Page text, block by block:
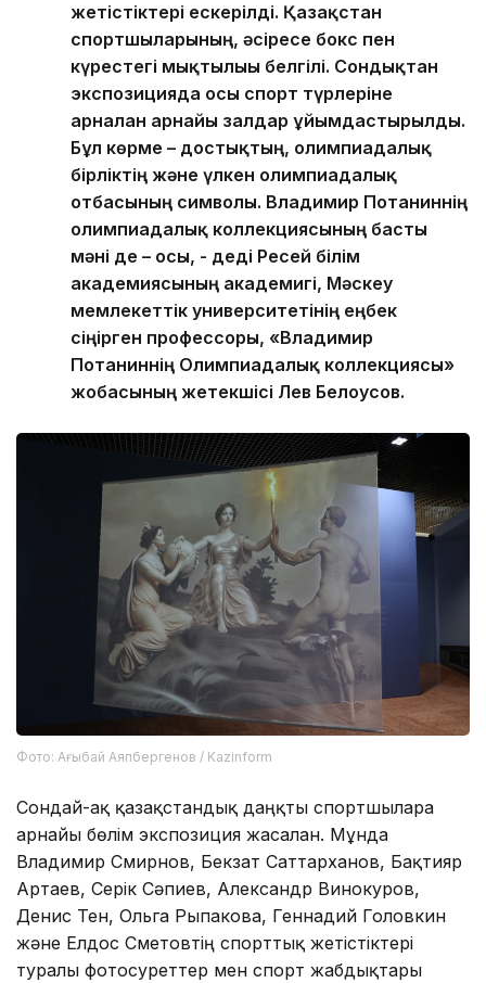
жетістіктері ескерілді. Қазақстан
спортшыларының, әсіресе бокс пен
күрестегі мықтылығы белгілі. Сондықтан
экспозицияда осы спорт түрлеріне
арналған арнайы залдар ұйымдастырылды.
Бұл көрме – достықтың, олимпиадалық
бірліктің және үлкен олимпиадалық
отбасының символы. Владимир Потаниннің
олимпиадалық коллекциясының басты
мәні де – осы, - деді Ресей білім
академиясының академигі, Мәскеу
мемлекеттік университетінің еңбек
сіңірген профессоры, «Владимир
Потаниннің Олимпиадалық коллекциясы»
жобасының жетекшісі Лев Белоусов.
Фото: Ағыбай Аяпбергенов / Kazinform
Сондай-ақ қазақстандық даңқты спортшыларға
арнайы бөлім экспозиция жасалған. Мұнда
Владимир Смирнов, Бекзат Саттарханов, Бақтияр
Артаев, Серік Сәпиев, Александр Винокуров,
Денис Тен, Ольга Рыпакова, Геннадий Головкин
және Елдос Сметовтің спорттық жетістіктері
туралы фотосуреттер мен спорт жабдықтары